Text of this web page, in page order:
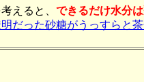
えると、 できるだけ水分
だった砂糖がうっすらと